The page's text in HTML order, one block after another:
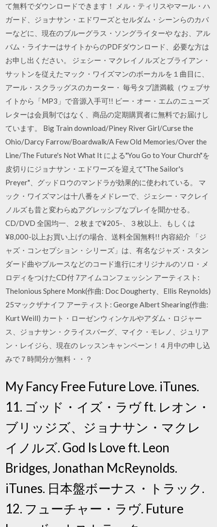
て無料でダウンロードできます！ メル・ティリスやマール・ハ
ガード、ジョナサン・エドワーズとセルダム・シーンらのカバ
ーなどに、現在のブルーグラス・ソングライターや なお、アル
バム・ライナーはサイトからのPDFダウンロード、必要な方は
お申し出ください。 ジェシー・マクレイノルズとブライアン・
サットンを従えたマック・ワイズマンのボーカルを１曲目に、
アール・スクラッグスのカーター・ 毎号タブ譜満載（ウェブサ
イトから「MP3」で音源入手可!! ビー・オー・エムのニューズ
レターは会員制ではなく、商品の定期購買者に無料でお届けし
ています。 Big Train download/Piney River Girl/Curse the
Ohio/Darcy Farrow/Boardwalk/A Few Old Memories/Over the
Line/The Future's Not What It による"You Go to Your Church"を
皮切りにジョナサン・エドワーズを迎えて"The Sailor's
Preyer"、グッドロウのマンドラが効果的に使われている。 マ
ック・ワイズマンは十八番をメドレーで、ジェシー・マクレイ
ノルズも昔と変わらぬアグレッシブなプレイを聞かせる。
CD/DVD 全国均一、２枚まで¥205-、３枚以上、もしくは
¥8,000-以上お買い上げの場合、送料全国無料!! 内容紹介 「ジ
ャズ・コンセプション・シリーズ」は、有名なジャズ・スタン
ダード曲やブルースなどのコード進行にオリジナルのソロ・メ
ロディをつけたCD付 7アイムコンフェッシン アーティスト:
Thelonious Sphere Monk(作曲: Doc Dougherty、Ellis Reynolds)
25マックザナイフ アーティスト: George Albert Shearing(作曲:
Kurt Weill) カート・ローゼンウィンケルやアダム・ロジャー
ス、ジョナサン・クライスバーグ、マイク・モレノ、ジュリア
ン・レイジら、現在の レッスンキャンペーン！４月中の申し込
みで７時間分が無料・・？
My Fancy Free Future Love. iTunes.
11. ゴッド・イズ・ラヴ ft. レオン・
ブリッジズ、ジョナサン・マクレ
イノルズ. God Is Love ft. Leon
Bridges, Jonathan McReynolds.
iTunes. 日本盤ボーナス・トラック.
12. フューチャー・ラヴ. Future